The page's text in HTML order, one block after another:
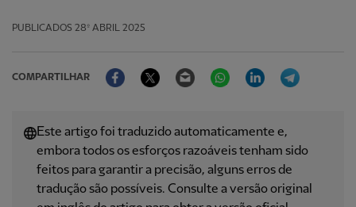
PUBLICADOS 28º ABRIL 2025
COMPARTILHAR
FacebookTwitter Email WhatsAppLinkedIn
Este artigo foi traduzido automaticamente e,
embora todos os esforços razoáveis ​​tenham sido
feitos para garantir a precisão, alguns erros de
tradução são possíveis. Consulte a versão original